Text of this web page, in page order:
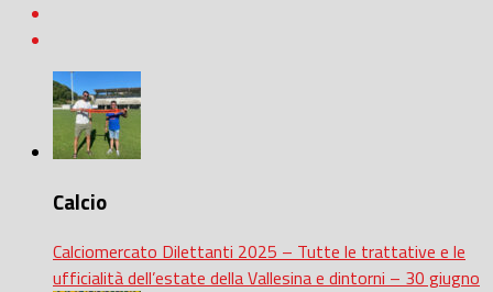
Calcio
Calciomercato Dilettanti 2025 – Tutte le trattative e le
ufficialità dell’estate della Vallesina e dintorni – 30 giugno